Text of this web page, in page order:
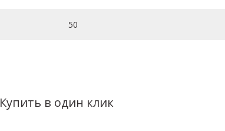
50
Купить в один клик